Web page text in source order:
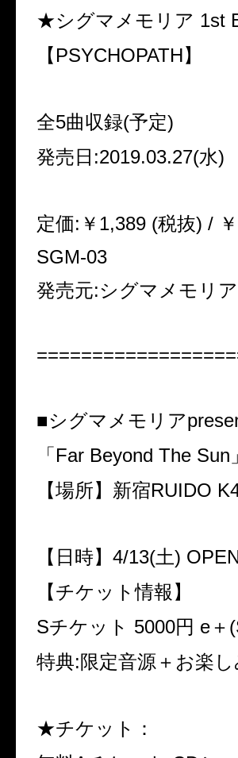
★シグマメモリア 1st
【PSYCHOPATH】
全5曲収録(予定)
発売日:2019.03.27(水)
定価:￥1,389 (税抜) /
SGM-03
発売元:シグマメモリ
■シグマメモリア
「Far Beyond The Sun」
【場所】新宿RUIDO
【日時】4/13(土)
【チケット情報】
Sチケット 5000円 e＋
特典:限定音源＋お楽
★チケット：